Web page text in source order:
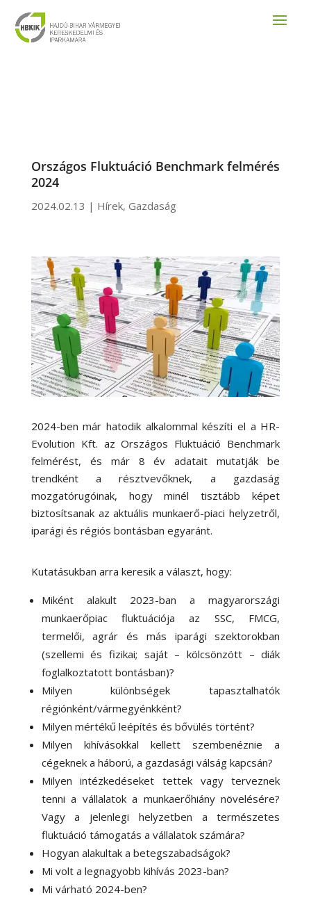
Országos Fluktuáció Benchmark felmérés
2024
2024.02.13 | Hírek, Gazdaság
2024-ben már hatodik alkalommal készíti el a HR-
Evolution Kft. az Országos Fluktuáció Benchmark
felmérést, és már 8 év adatait mutatják be
trendként a résztvevőknek, a gazdaság
mozgatórugóinak, hogy minél tisztább képet
biztosítsanak az aktuális munkaerő-piaci helyzetről,
iparági és régiós bontásban egyaránt.
Kutatásukban arra keresik a választ, hogy:
Miként alakult 2023-ban a magyarországi
munkaerőpiac fluktuációja az SSC, FMCG,
termelői, agrár és más iparági szektorokban
(szellemi és fizikai; saját – kölcsönzött – diák
foglalkoztatott bontásban)?
Milyen különbségek tapasztalhatók
régiónként/vármegyénkként?
Milyen mértékű leépítés és bővülés történt?
Milyen kihívásokkal kellett szembenéznie a
cégeknek a háború, a gazdasági válság kapcsán?
Milyen intézkedéseket tettek vagy terveznek
tenni a vállalatok a munkaerőhiány növelésére?
Vagy a jelenlegi helyzetben a természetes
fluktuáció támogatás a vállalatok számára?
Hogyan alakultak a betegszabadságok?
Mi volt a legnagyobb kihívás 2023-ban?
Mi várható 2024-ben?